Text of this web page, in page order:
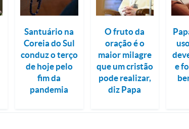
Santuário na
Coreia do Sul
conduz o terço
de hoje pelo
fim da
pandemia
O fruto da
oração é o
maior milagre
que um cristão
pode realizar,
diz Papa
e